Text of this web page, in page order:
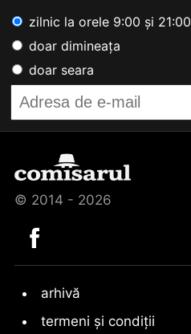
zilnic la orele 9:00 și 21:00
doar dimineața
doar seara
© 2014 - 2026
arhivă
termeni și condiții